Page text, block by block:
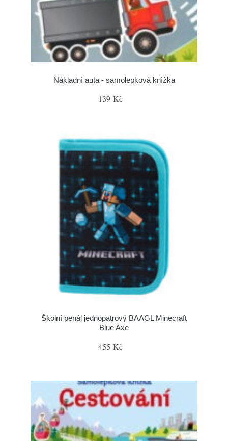
Nákladní auta - samolepková knížka
139 Kč
Školní penál jednopatrový BAAGL Minecraft
Blue Axe
455 Kč